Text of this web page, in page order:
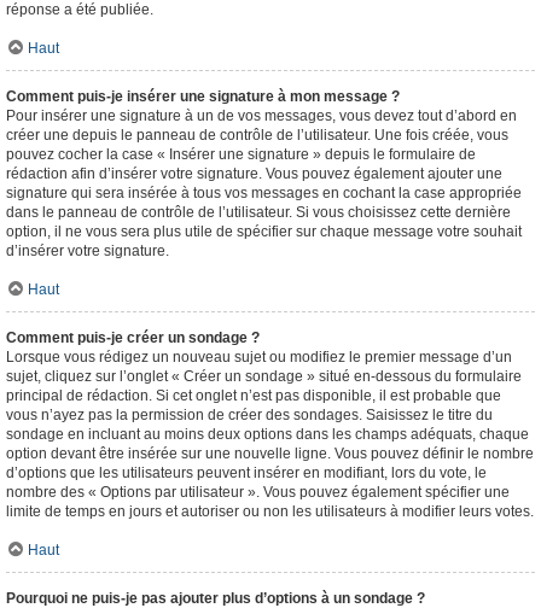
réponse a été publiée.
Haut
Comment puis-je insérer une signature à mon message ?
Pour insérer une signature à un de vos messages, vous devez tout d’abord en
créer une depuis le panneau de contrôle de l’utilisateur. Une fois créée, vous
pouvez cocher la case « Insérer une signature » depuis le formulaire de
rédaction afin d’insérer votre signature. Vous pouvez également ajouter une
signature qui sera insérée à tous vos messages en cochant la case appropriée
dans le panneau de contrôle de l’utilisateur. Si vous choisissez cette dernière
option, il ne vous sera plus utile de spécifier sur chaque message votre souhait
d’insérer votre signature.
Haut
Comment puis-je créer un sondage ?
Lorsque vous rédigez un nouveau sujet ou modifiez le premier message d’un
sujet, cliquez sur l’onglet « Créer un sondage » situé en-dessous du formulaire
principal de rédaction. Si cet onglet n’est pas disponible, il est probable que
vous n’ayez pas la permission de créer des sondages. Saisissez le titre du
sondage en incluant au moins deux options dans les champs adéquats, chaque
option devant être insérée sur une nouvelle ligne. Vous pouvez définir le nombre
d’options que les utilisateurs peuvent insérer en modifiant, lors du vote, le
nombre des « Options par utilisateur ». Vous pouvez également spécifier une
limite de temps en jours et autoriser ou non les utilisateurs à modifier leurs votes.
Haut
Pourquoi ne puis-je pas ajouter plus d’options à un sondage ?